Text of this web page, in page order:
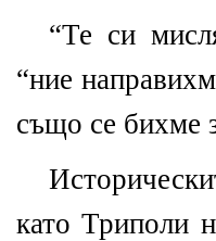
“Те си
“ние
също се бихме
като Триполи